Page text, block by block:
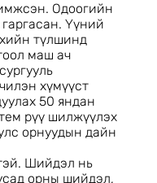
Одоогийн
Үүний
түлшинд
маш ач
хүмүүст
50 яндан
рүү шилжүүлэх
орнуудын дайн
Шийдэл нь
орны шийдэл,